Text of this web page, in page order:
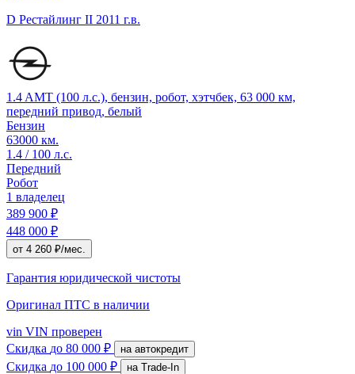
D Рестайлинг II 2011 г.в.
1.4 AMT (100 л.с.), бензин, робот, хэтчбек, 63 000 км,
передний привод, белый
Бензин
63000 км.
1.4 / 100 л.с.
Передний
Робот
1 владелец
389 900 ₽
448 000 ₽
от 4 260 ₽/мес.
Гарантия юридической чистоты
Оригинал ПТС в наличии
vin VIN проверен
Скидка до 80 000 ₽ на автокредит
Скидка до 100 000 ₽
на Trade-In